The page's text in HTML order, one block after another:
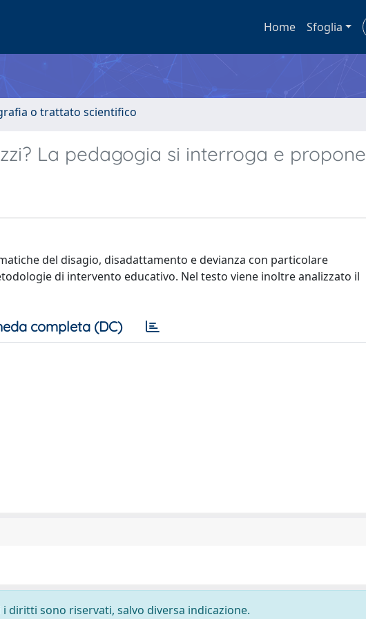
Home Sfoglia
o trattato scientifico
La pedagogia si interroga e propone
del disagio, disadattamento e devianza con particolare
di intervento educativo. Nel testo viene inoltre analizzato il
completa (DC)
sono riservati, salvo diversa indicazione.